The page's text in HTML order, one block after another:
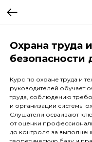
Охрана труда
безопасности
Курс по охране труда и
руководителей обучает
труда, соблюдению
и организации системы
Слушатели осваивают
от оценки
до контроля за